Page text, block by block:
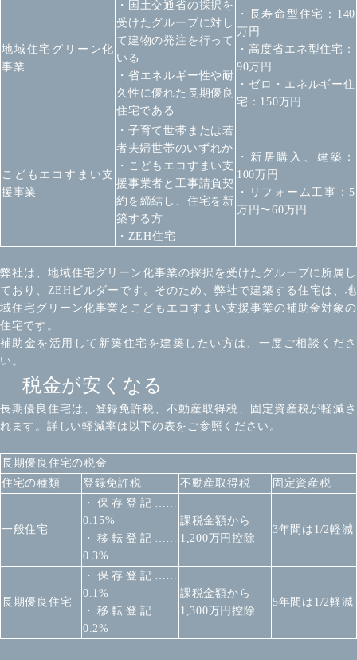
地域住宅グリーン化
事業
・国土交通省の採択を
受けたグループに対し
て建物の発注を行って
いる
・省エネルギー性や耐
久性に優れた長期優良
住宅である
・長寿命型住宅：140
万円
・高度省エネ型住宅：
90万円
・ゼロ・エネルギー住
宅：150万円
こどもエコすまい支
援事業
・子育て世帯または若
者夫婦世帯のいずれか
・こどもエコすまい支
援事業者と工事請負契
約を締結し、住宅を新
築する方
・ZEH住宅
・新居購入、建築：
100万円
・リフォーム工事：5
万円〜60万円
弊社は、地域住宅グリーン化事業の採択を受けたグループに所属し
ており、ZEHビルダーです。そのため、弊社で建築する住宅は、地
域住宅グリーン化事業とこどもエコすまい支援事業の補助金対象の
住宅です。
補助金を活用して新築住宅を建築したい方は、一度ご相談くださ
い。
税金が安くなる
長期優良住宅は、登録免許税、不動産取得税、固定資産税が軽減さ
れます。詳しい軽減率は以下の表をご参照ください。
長期優良住宅の税金
住宅の種類
登録免許税 不動産取得税 固定資産税
一般住宅
・保存登記……
0.15%
・移転登記……
0.3%
課税金額から
1,200万円控除
3年間は1/2軽減
長期優良住宅
・保存登記……
0.1%
・移転登記……
0.2%
課税金額から
1,300万円控除
5年間は1/2軽減